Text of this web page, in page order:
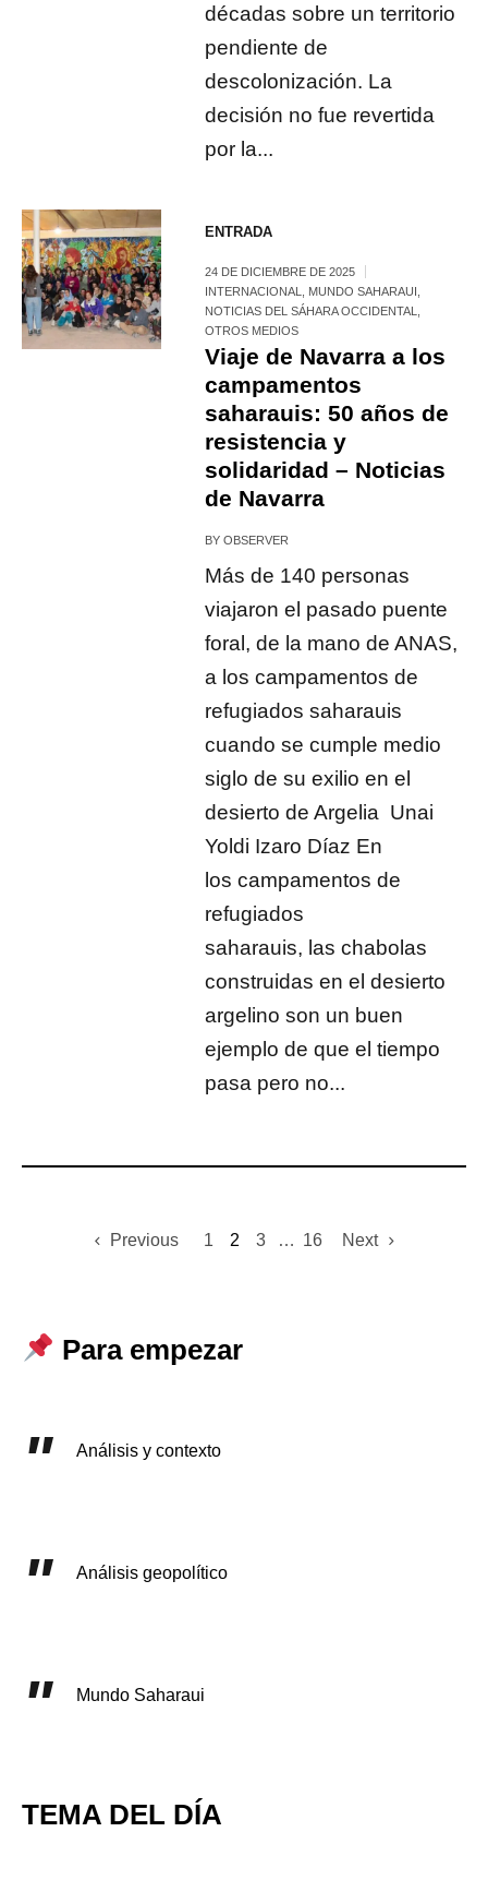
décadas sobre un territorio
pendiente de
descolonización. La
decisión no fue revertida
por la...
ENTRADA
24 DE DICIEMBRE DE 2025
INTERNACIONAL
MUNDO SAHARAUI
NOTICIAS DEL SÁHARA OCCIDENTAL
OTROS MEDIOS
Viaje de Navarra a los
campamentos
saharauis: 50 años de
resistencia y
solidaridad – Noticias
de Navarra
BYOBSERVER
Más de 140 personas
viajaron el pasado puente
foral, de la mano de ANAS,
a los campamentos de
refugiados saharauis
cuando se cumple medio
siglo de su exilio en el
desierto de Argelia Unai
Yoldi Izaro Díaz En
los campamentos de
refugiados
saharauis, las chabolas
construidas en el desierto
argelino son un buen
ejemplo de que el tiempo
pasa pero no...
Previous 1 2 3 … 16 Next
Para empezar
Análisis y contexto
Análisis geopolítico
Mundo Saharaui
TEMA DEL DÍA